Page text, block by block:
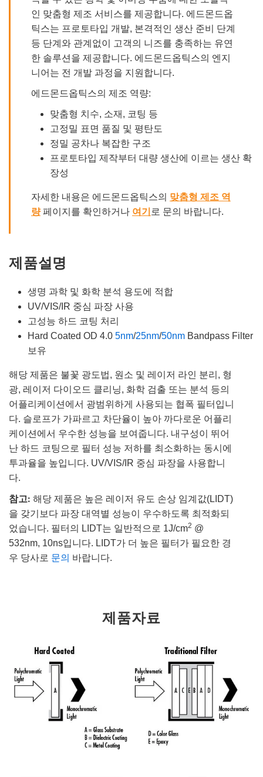
인 맞춤형 제조 서비스를 제공합니다. 에드몬드옵
틱스는 프로토타입 개발, 본격적인 생산 준비 단계
등 단계와 관계없이 고객의 니즈를 충족하는 유연
한 솔루션을 제공합니다. 에드몬드옵틱스의 엔지
니어는 전 개발 과정을 지원합니다.
에드몬드옵틱스의 제조 역량:
맞춤형 치수, 소재, 코팅 등
고정밀 표면 품질 및 평탄도
정밀 공차나 복잡한 구조
프로토타입 제작부터 대량 생산에 이르는 생산 확
장성
자세한 내용은 에드몬드옵틱스의 맞춤형 제조 역
량페이지를 확인하거나 여기 로 문의 바랍니다.
제품설명
생명 과학 및 화학 분석 용도에 적합
UV/VIS/IR 중심 파장 사용
고성능 하드 코팅 처리
Hard Coated OD 4.0 5nm/25nm/50nm Bandpass Filter
보유
해당 제품은 불꽃 광도법, 원소 및 레이저 라인 분리, 형
광, 레이저 다이오드 클리닝, 화학 검출 또는 분석 등의
어플리케이션에서 광범위하게 사용되는 협폭 필터입니
다. 슬로프가 가파르고 차단율이 높아 까다로운 어플리
케이션에서 우수한 성능을 보여줍니다. 내구성이 뛰어
난 하드 코팅으로 필터 성능 저하를 최소화하는 동시에
투과율을 높입니다. UV/VIS/IR 중심 파장을 사용합니
다.
참고: 해당 제품은 높은 레이저 유도 손상 임계값(LIDT)
을 갖기보다 파장 대역별 성능이 우수하도록 최적화되
었습니다. 필터의 LIDT는 일반적으로 1J/cm2 @
532nm, 10ns입니다. LIDT가 더 높은 필터가 필요한 경
우 당사로 문의 바랍니다.
제품자료